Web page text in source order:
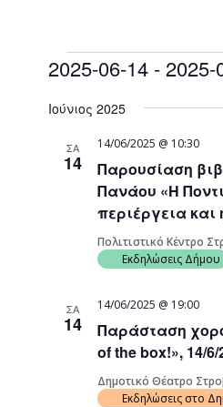
2025-06-14 - 2025-
date.
Ιούνιος 2025
ΣΑ
14
Παρουσίαση
Πανάου «Η
περιέργεια και
14/06/2025 @ 10:30
Πολιτιστικό Κέντρο
Εκδηλώσεις Δήμου
ΣΑ
14
Παράσταση
of the box!», 14/6/
14/06/2025 @ 19:00
Δημοτικό Θέατρο
Εκδηλώσεις στο